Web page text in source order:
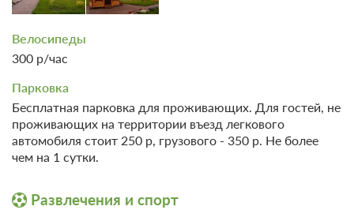
Велосипеды
300 р/час
Парковка
Бесплатная парковка для проживающих. Для гостей, не
проживающих на территории въезд легкового
автомобиля стоит 250 р, грузового - 350 р. Не более
чем на 1 сутки.
Развлечения и спорт